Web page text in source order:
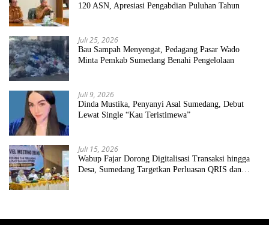
120 ASN, Apresiasi Pengabdian Puluhan Tahun
Juli 25, 2026
Bau Sampah Menyengat, Pedagang Pasar Wado
Minta Pemkab Sumedang Benahi Pengelolaan
Juli 9, 2026
Dinda Mustika, Penyanyi Asal Sumedang, Debut
Lewat Single “Kau Teristimewa”
Juli 15, 2026
Wabup Fajar Dorong Digitalisasi Transaksi hingga
Desa, Sumedang Targetkan Perluasan QRIS dan